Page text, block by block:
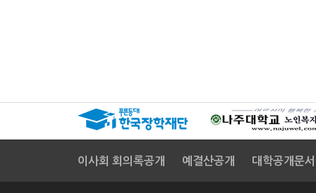
이사회 회의록공개 예결산공개 대학공개문서